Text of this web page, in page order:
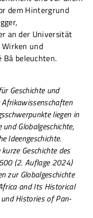
dem Hintergrund
an der Universität
Wirken und
Bâ beleuchten.
Geschichte und
liegen in
Globalgeschichte,
Ideengeschichte.
Geschichte des
(2. Auflage 2024)
zur Globalgeschichte
and Its Historical
Histories of Pan-